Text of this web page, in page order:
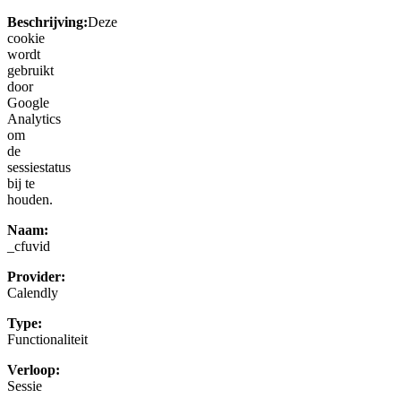
Beschrijving:Deze
cookie
wordt
gebruikt
door
Google
Analytics
om
de
sessiestatus
bij te
houden.
Naam:
_cfuvid
Provider:
Calendly
Type:
Functionaliteit
Verloop:
Sessie